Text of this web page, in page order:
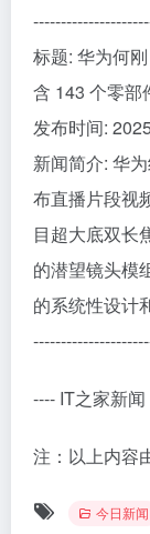
标题: 华为何
含 143 个零部
发布时间:
新闻简介: 华
布直播片段视
目超大底双长
的潜望镜头模
的系统性设计
---- IT之家新
注：以上内容
今日新闻